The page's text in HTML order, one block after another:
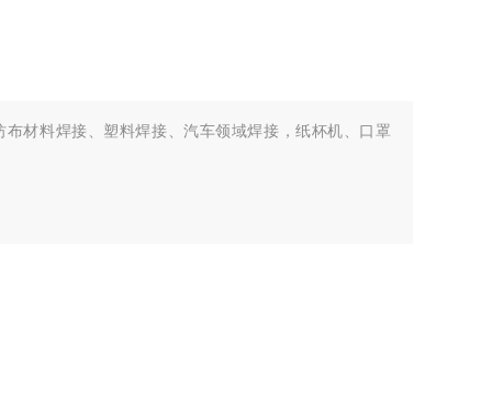
材料焊接、塑料焊接、汽车领域焊接，纸杯机、口罩